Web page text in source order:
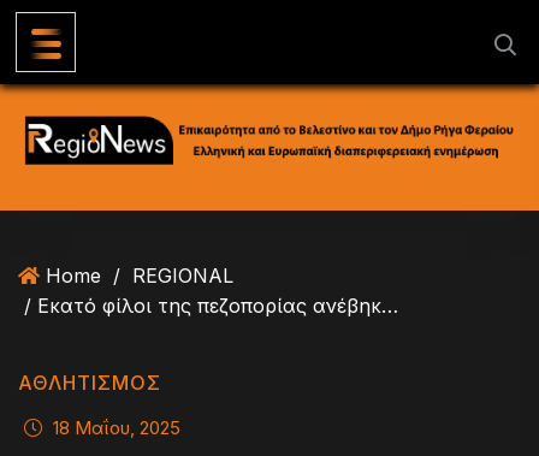
Home / REGIONAL
/ Εκατό φίλοι της πεζοπορίας ανέβηκαν στις κορυφές της Όθρυς
ΑΘΛΗΤΙΣΜΟΣ
18 Μαΐου, 2025